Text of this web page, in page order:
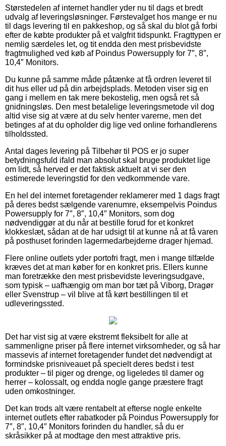
Størstedelen af internet handler yder nu til dags et bredt
udvalg af leveringsløsninger. Førstevalget hos mange er nu
til dags levering til en pakkeshop, og så skal du blot gå forbi
efter de købte produkter på et valgfrit tidspunkt. Fragttypen er
nemlig særdeles let, og tit endda den mest prisbevidste
fragtmulighed ved køb af Poindus Powersupply for 7″, 8″,
10,4″ Monitors.
Du kunne på samme måde påtænke at få ordren leveret til
dit hus eller ud på din arbejdsplads. Metoden viser sig en
gang i mellem en tak mere bekostelig, men også ret så
gnidningsløs. Den mest betalelige leveringsmetode vil dog
altid vise sig at være at du selv henter varerne, men det
betinges af at du opholder dig lige ved online forhandlerens
tilholdssted.
Antal dages levering på Tilbehør til POS er jo super
betydningsfuld ifald man absolut skal bruge produktet lige
om lidt, så herved er det faktisk aktuelt at vi ser den
estimerede leveringstid for den vedkommende vare.
En hel del internet foretagender reklamerer med 1 dags fragt
på deres bedst sælgende varenumre, eksempelvis Poindus
Powersupply for 7″, 8″, 10,4″ Monitors, som dog
nødvendiggør at du når at bestille forud for et konkret
klokkeslæt, sådan at de har udsigt til at kunne nå at få varen
på posthuset forinden lagermedarbejderne drager hjemad.
Flere online outlets yder portofri fragt, men i mange tilfælde
kræves det at man køber for en konkret pris. Ellers kunne
man foretrække den mest prisbevidste leveringsudgave,
som typisk – uafhængig om man bor tæt på Viborg, Dragør
eller Svenstrup – vil blive at få kørt bestillingen til et
udleveringssted.
Det har vist sig at være ekstremt fleksibelt for alle at
sammenligne priser på flere internet virksomheder, og så har
massevis af internet foretagender fundet det nødvendigt at
formindske prisniveauet på specielt deres bedst i test
produkter – til piger og drenge, og ligeledes til damer og
herrer – kolossalt, og endda nogle gange præstere fragt
uden omkostninger.
Det kan trods alt være rentabelt at efterse nogle enkelte
internet outlets efter rabatkoder på Poindus Powersupply for
7″, 8″, 10,4″ Monitors forinden du handler, så du er
skråsikker på at modtage den mest attraktive pris.